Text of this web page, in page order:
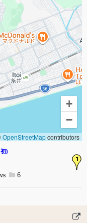
+
−
OpenStreetMapcontributors
1
)
6